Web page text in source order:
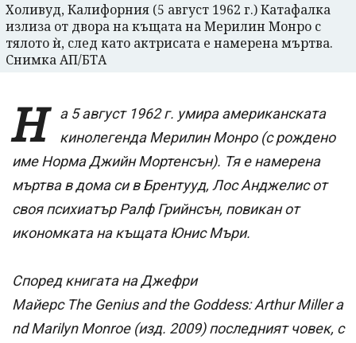
Холивуд, Калифорния (5 август 1962 г.) Катафалка
излиза от двора на къщата на Мерилин Монро с
тялото ѝ, след като актрисата е намерена мъртва.
Снимка АП/БТА
Н
а 5 август 1962 г. умира американската
кинолегенда Мерилин Монро (с рождено
име Норма Джийн Мортенсън). Тя е намерена
мъртва в дома си в Брентууд, Лос Анджелис от
своя психиатър Ралф Грийнсън, повикан от
икономката на къщата Юнис Мъри.
Според книгата на Джефри
Майерс The Genius and the Goddess: Arthur Miller a
nd Marilyn Monroe (изд. 2009) последният човек, с